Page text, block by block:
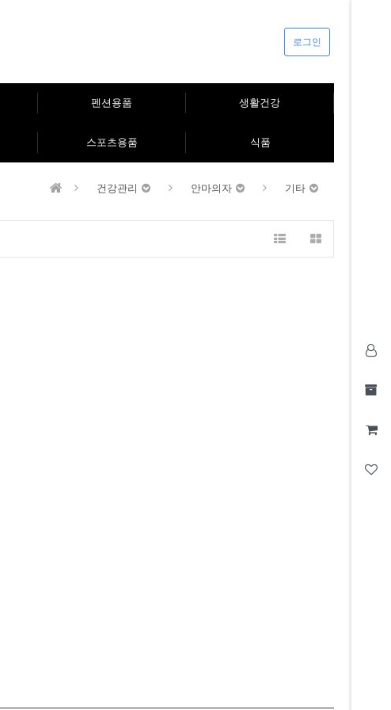
로그인
펜션용품 생활건강
스포츠용품 식품
건강관리 안마의자 기타